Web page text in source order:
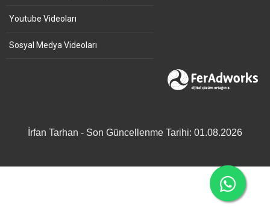
Youtube Videoları
Sosyal Medya Videoları
İrfan Tarhan - Son Güncellenme Tarihi: 01.08.2026